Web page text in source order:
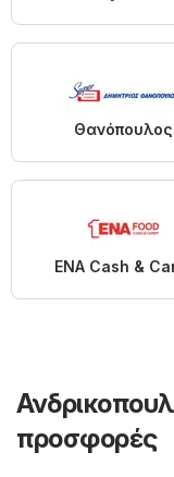
Θανόπουλος
ENA Cash &
προσφορές